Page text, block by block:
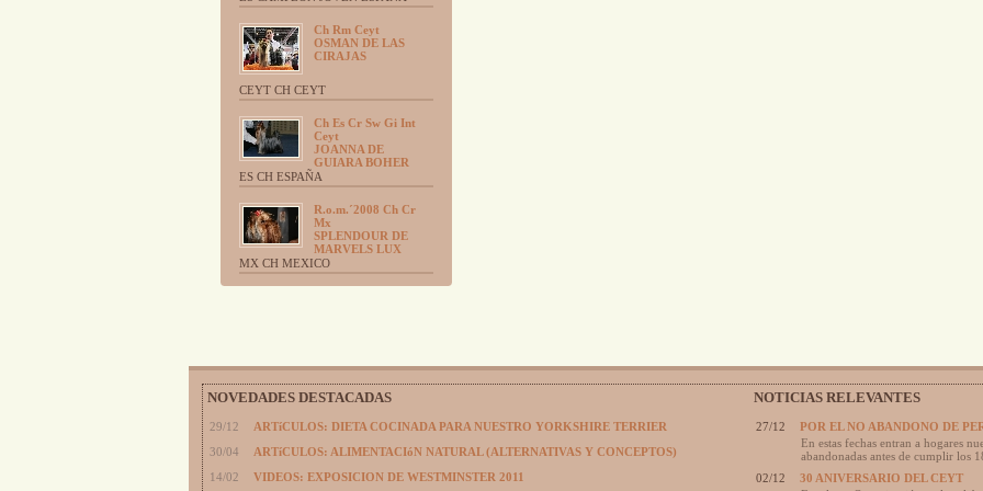
Ch Rm Ceyt
OSMAN DE LAS
CIRAJAS
CEYT CH CEYT
Ch Es Cr Sw Gi Int
Ceyt
JOANNA DE
GUIARA BOHER
ES CH ESPAÑA
R.o.m.´2008 Ch Cr
Mx
SPLENDOUR DE
MARVELS LUX
MX CH MEXICO
NOVEDADES DESTACADAS
29/12
ARTíCULOS: DIETA COCINADA PARA NUESTRO YORKSHIRE TERRIER
30/04
ARTíCULOS: ALIMENTACIóN NATURAL (ALTERNATIVAS Y CONCEPTOS)
14/02
VIDEOS: EXPOSICION DE WESTMINSTER 2011
NOTICIAS RELEVANTES
27/12
POR EL NO ABANDONO DE
En estas fechas entran a hogares
abandonadas antes de cumplir los
02/12
30 ANIVERSARIO DEL CEYT